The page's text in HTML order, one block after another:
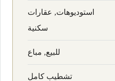
استوديوهات, عقارات
سكنية
للبيع, مباع
تشطيب كامل